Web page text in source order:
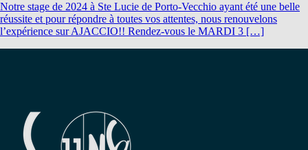
Notre stage de 2024 à Ste Lucie de Porto-Vecchio ayant été une belle
réussite et pour répondre à toutes vos attentes, nous renouvelons
l’expérience sur AJACCIO!! Rendez-vous le MARDI 3 […]